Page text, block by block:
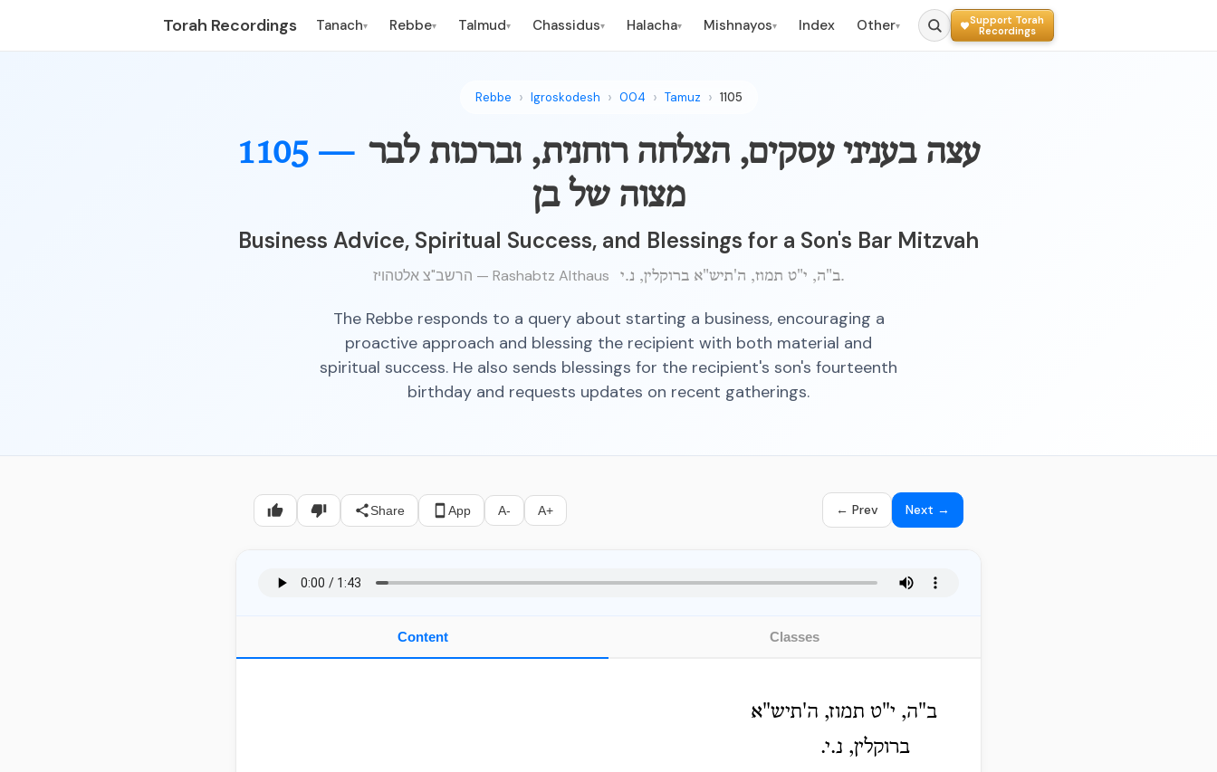
Torah Recordings Tanach▾ Rebbe▾ Talmud▾ Chassidus▾ Halacha▾ Mishnayos▾ Index Other▾
Support Torah
Recordings
Rebbe Igroskodesh 004 Tamuz 1105
1105 — עצה בעניני עסקים, הצלחה רוחנית, וברכות לבר
מצוה של בן
Business Advice, Spiritual Success, and Blessings for a Son's Bar Mitzvah
הרשב"צ אלטהויז — Rashabtz Althaus ב"ה, י"ט תמוז, ה'תיש"א ברוקלין, נ.י.
The Rebbe responds to a query about starting a business, encouraging a
proactive approach and blessing the recipient with both material and
spiritual success. He also sends blessings for the recipient's son's fourteenth
birthday and requests updates on recent gatherings.
Share App A- A+ ← Prev Next →
Content Classes
ב"ה, י"ט תמוז, ה'תיש"א
ברוקלין, נ.י.